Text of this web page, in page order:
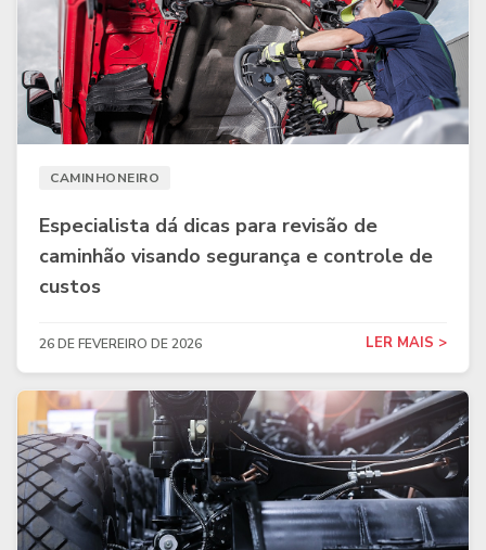
CAMINHONEIRO
Especialista dá dicas para revisão de
caminhão visando segurança e controle de
custos
26 DE FEVEREIRO DE 2026 LER MAIS >